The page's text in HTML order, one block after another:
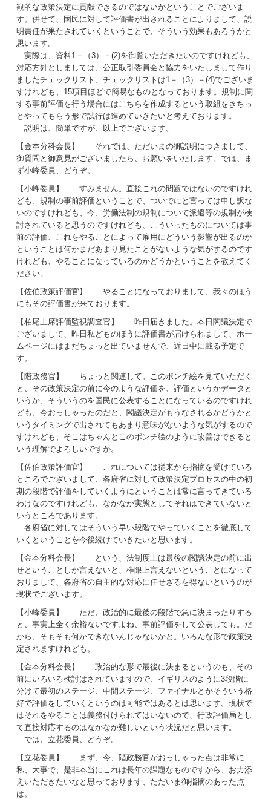
観的な政策決定に貢献できるのではないかということでございま
す。併せて、国民に対して評価書が出されることによりまして、説
明責任が果たされていくということで、そういう効果もあろうかと
思います。
実際は、資料1－（3）－(2)を御覧いただきたいのですけれども、
対応方針としましては、公正取引委員会と協力をいたしまして作り
ましたチェックリスト、チェックリストは1－（3）－(4)でございま
すけれども、15項目ほどで簡易なものとなっております。規制に関
する事前評価を行う場合にはこちらを作成するという取組をきちっ
とやってもらう形で試行は進めていきたいと考えております。
説明は、簡単ですが、以上でございます。
【金本分科会長】 それでは、ただいまの御説明につきまして、
御質問と御意見がございましたら、お願いをいたします。では、ま
ず小峰委員、どうぞ。
【小峰委員】 すみません。直接これの問題ではないのですけれ
ども、規制の事前評価ということで、ついでにと言っては申し訳な
いのですけれども、今、労働法制の規制について派遣等の規制が検
討されていると思うのですけれども、こういったものについては事
前の評価、これをやることによって雇用にどういう影響が出るのか
ということは何かまだあまり見たことがないような気がするのです
けれども、やることになっているのかどうかということを教えてく
ださい。
【佐伯政策評価官】 やることになっておりまして、我々のほう
にもその評価書が来ております。
【柏尾上席評価監視調査官】 昨日届きました。本日閣議決定で
ございまして、昨日私どものほうに評価書が届けられまして、ホー
ムページにはまだちょっと出ていませんで、近日中に載る予定で
す。
【階政務官】 ちょっと関連して。このポンチ絵を見ていただく
と、その政策決定の前に今のような評価を、評価というかデータと
いうか、そういうのを国民に公表することになっているのですけれ
ども、今おっしゃったのだと、閣議決定がもうなされるかどうかと
いうタイミングで出されてもあまり意味がないような気がするので
すけれども、そこはちゃんとこのポンチ絵のように改善はできると
いう理解でよろしいですか。
【佐伯政策評価官】 これについては従来から指摘を受けている
ところでございまして、各府省に対して政策決定プロセスの中の初
期の段階で評価をしていくようにということは常に言ってきている
わけなのですけれども、なかなか実態としてそれはできていないと
いうところであります。
各府省に対してはそういう早い段階でやっていくことを徹底して
いくということを今後続けていきたいと思います。
【金本分科会長】 という、法制度上は最後の閣議決定の前に出
せということしか言えないと、権限上言えないということになって
おりまして、各府省の自主的な対応に任せざるを得ないというのが
現状でございます。
【小峰委員】 ただ、政治的に最後の段階で急に決まったりする
と、事実上全く余裕ないですよね、事前評価をして公表しても。だ
から、そもそも何かできないんじゃないかと。いろんな形で政策決
定されますけれども。
【金本分科会長】 政治的な形で最後に決まるというのも、その
前にいろいろ検討はされていますので、イギリスのように3段階に
分けて最初のステージ、中間ステージ、ファイナルとかそういう格
好で評価をしていくというのは可能ではあるとは思います。現状で
はそれをやることは義務付けられてはいないので、行政評価局とし
て直接対応するのはなかなか難しいという状況だと思います。
では、立花委員、どうぞ。
【立花委員】 まず、今、階政務官がおっしゃった点は非常に
私、大事で、是非本当にこれは長年の課題なものですから、お力添
えいただきたいなと思っております、ただいま御指摘のあった点
は。